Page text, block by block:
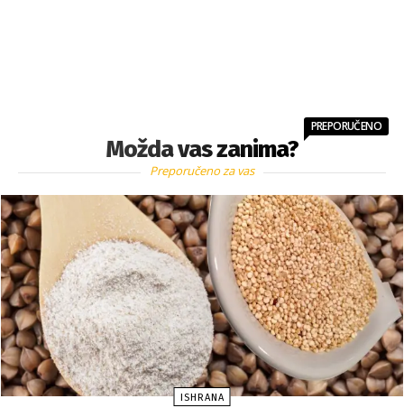
Možda vas zanima?
PREPORUČENO
Preporučeno za vas
ISHRANA